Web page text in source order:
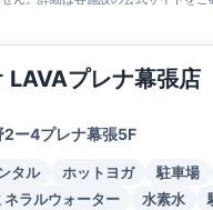
LAVAプレナ幕張店
2ー4プレナ幕張5F
タル ホットヨガ 駐車場
ネラルウォーター 水素水